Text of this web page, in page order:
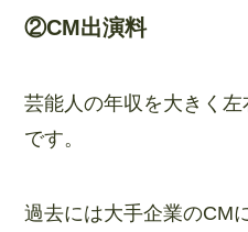
②CM出演料
芸能人の年収を大きく左
です。
過去には大手企業のCM